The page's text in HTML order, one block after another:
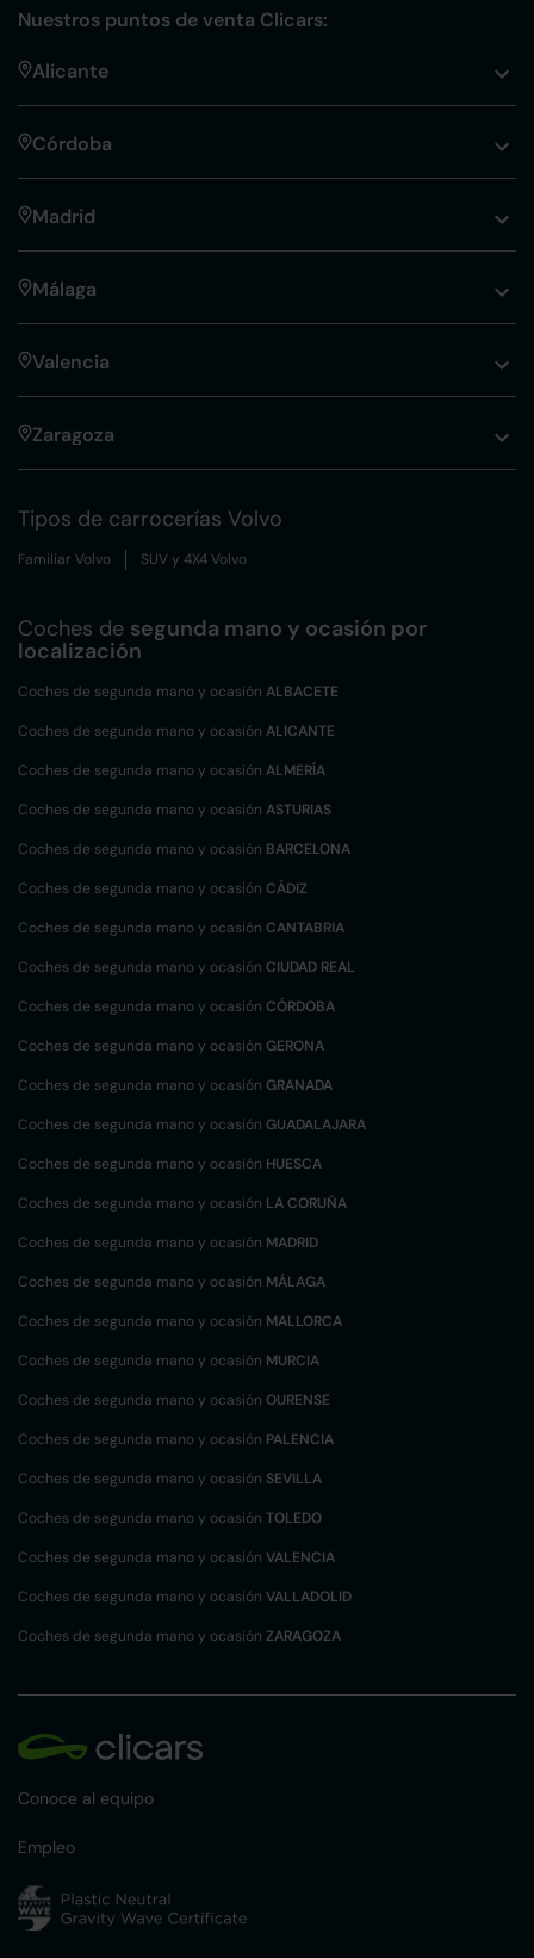
Nuestros puntos de venta Clicars:
Alicante
Córdoba
Madrid
Málaga
Valencia
Zaragoza
Tipos de carrocerías Volvo
Familiar Volvo SUV y 4X4 Volvo
Coches de segunda mano y ocasión por
localización
Coches de segunda mano y ocasión ALBACETE
Coches de segunda mano y ocasión ALICANTE
Coches de segunda mano y ocasión ALMERÍA
Coches de segunda mano y ocasión ASTURIAS
Coches de segunda mano y ocasión BARCELONA
Coches de segunda mano y ocasión CÁDIZ
Coches de segunda mano y ocasión CANTABRIA
Coches de segunda mano y ocasión CIUDAD REAL
Coches de segunda mano y ocasión CÓRDOBA
Coches de segunda mano y ocasión GERONA
Coches de segunda mano y ocasión GRANADA
Coches de segunda mano y ocasión GUADALAJARA
Coches de segunda mano y ocasión HUESCA
Coches de segunda mano y ocasión LA CORUÑA
Coches de segunda mano y ocasión MADRID
Coches de segunda mano y ocasión MÁLAGA
Coches de segunda mano y ocasión MALLORCA
Coches de segunda mano y ocasión MURCIA
Coches de segunda mano y ocasión OURENSE
Coches de segunda mano y ocasión PALENCIA
Coches de segunda mano y ocasión SEVILLA
Coches de segunda mano y ocasión TOLEDO
Coches de segunda mano y ocasión VALENCIA
Coches de segunda mano y ocasión VALLADOLID
Coches de segunda mano y ocasión ZARAGOZA
Conoce al equipo
Empleo